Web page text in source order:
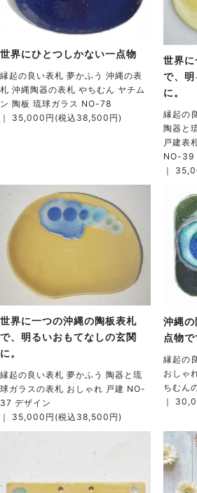
世界にひとつしかない一点物
縁起の良い表札 夢かふう 沖縄の表
札 沖縄陶器の表札 やちむん ヤチム
ン 陶板 琉球ガラス NO-78
｜ 35,000円(税込38,500円)
世界
で、
に。
縁起の
陶器と
戸建表
NO-39
｜
世界に一つの沖縄の陶板表札
で、明るいおもてなしの玄関
に。
縁起の良い表札 夢かふう 陶器と琉
球ガラスの表札 おしゃれ 戸建 NO-
37 デザイン
｜ 35,000円(税込38,500円)
沖縄の
点物で
縁起の
おしゃ
ちむん
｜